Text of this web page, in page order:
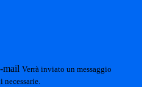
mail Verrà inviato un messaggio